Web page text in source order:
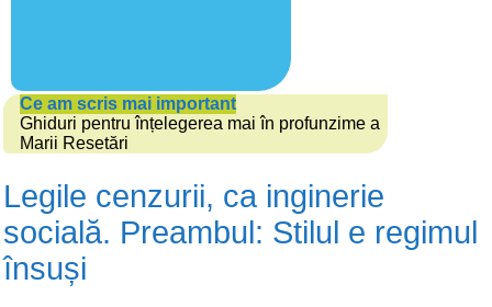
Ce am scris mai important
Ghiduri pentru înțelegerea mai în profunzime a
Marii Resetări
Legile cenzurii, ca inginerie
socială. Preambul: Stilul e regimul
însuși